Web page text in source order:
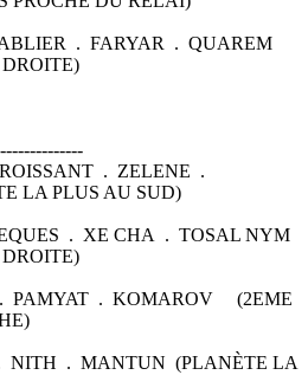
. FARYAR . QUAREM
. ZELENE .
LA PLUS AU SUD)
. XE CHA . TOSAL NYM
. PAMYAT . KOMAROV (2EME
NITH . MANTUN (PLANÈTE LA